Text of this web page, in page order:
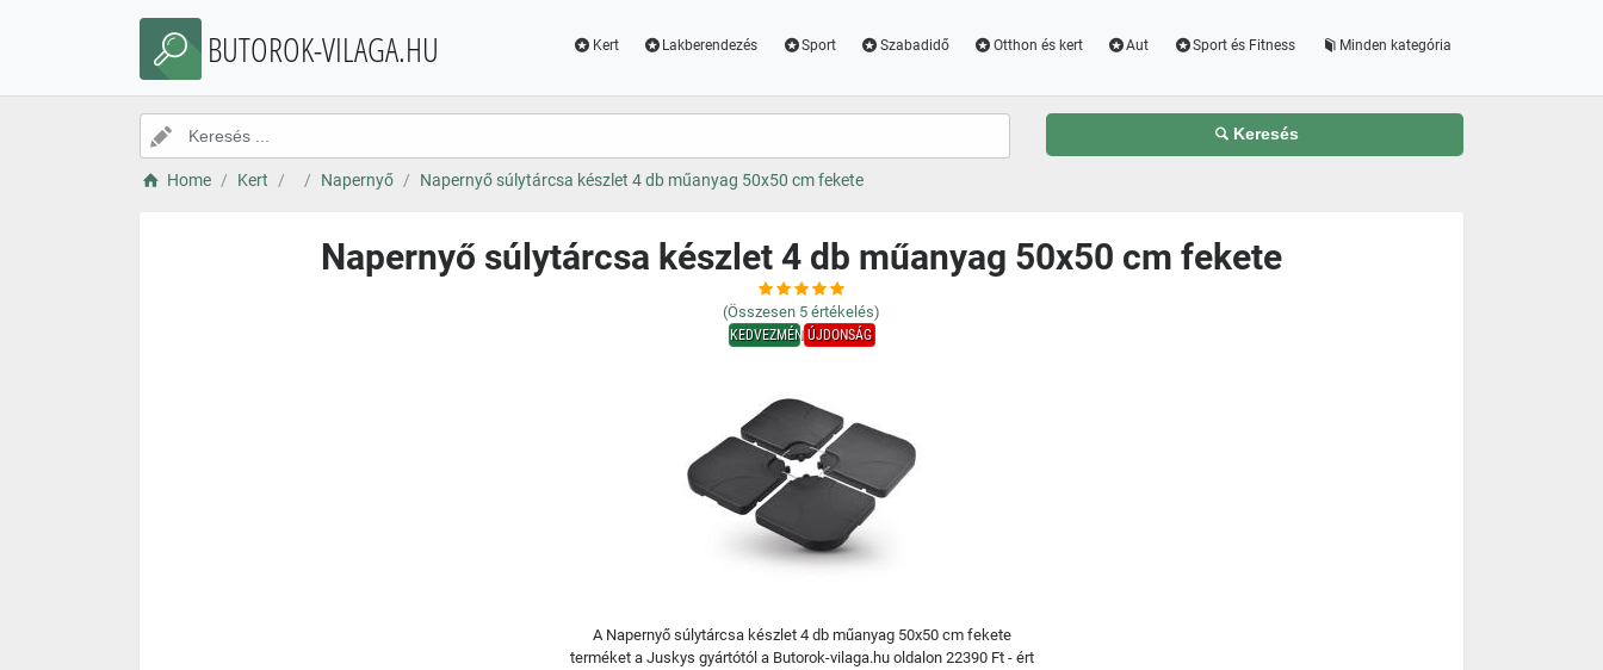
BUTOROK-VILAGA.HU Kert Lakberendezés Sport Szabadidő Otthon és kert Aut Sport és Fitness Minden kategória
Keresés
Home Kert Napernyő Napernyő súlytárcsa készlet 4 db műanyag 50x50 cm fekete
Napernyő súlytárcsa készlet 4 db műanyag 50x50 cm fekete
(Összesen 5 értékelés)
KEDVEZMÉNYÚJDONSÁG
A Napernyő súlytárcsa készlet 4 db műanyag 50x50 cm fekete
terméket a Juskys gyártótól a Butorok-vilaga.hu oldalon 22390 Ft - ért